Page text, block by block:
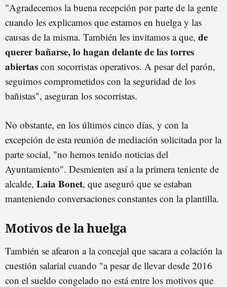
"Agradecemos la buena recepción por parte de la gente
cuando les explicamos que estamos en huelga y las
causas de la misma. También les invitamos a que, de
querer bañarse, lo hagan delante de las torres
abiertas con socorristas operativos. A pesar del parón,
seguimos comprometidos con la seguridad de los
bañistas", aseguran los socorristas.
No obstante, en los últimos cinco días, y con la
excepción de esta reunión de mediación solicitada por la
parte social, "no hemos tenido noticias del
Ayuntamiento". Desmienten así a la primera teniente de
alcalde, Laia Bonet, que aseguró que se estaban
manteniendo conversaciones constantes con la plantilla.
Motivos de la huelga
También se afearon a la concejal que sacara a colación la
cuestión salarial cuando "a pesar de llevar desde 2016
con el sueldo congelado no está entre los motivos que